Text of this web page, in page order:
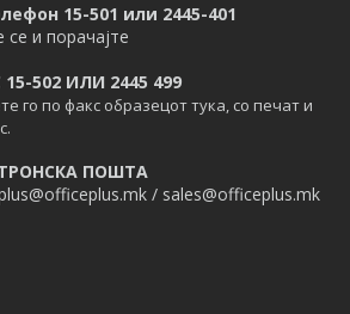
15-501 или 2445-401
се и порачајте
502 ИЛИ 2445 499
го по факс образецот тука, со печат и
ПОШТА
/ sales@officeplus.mk